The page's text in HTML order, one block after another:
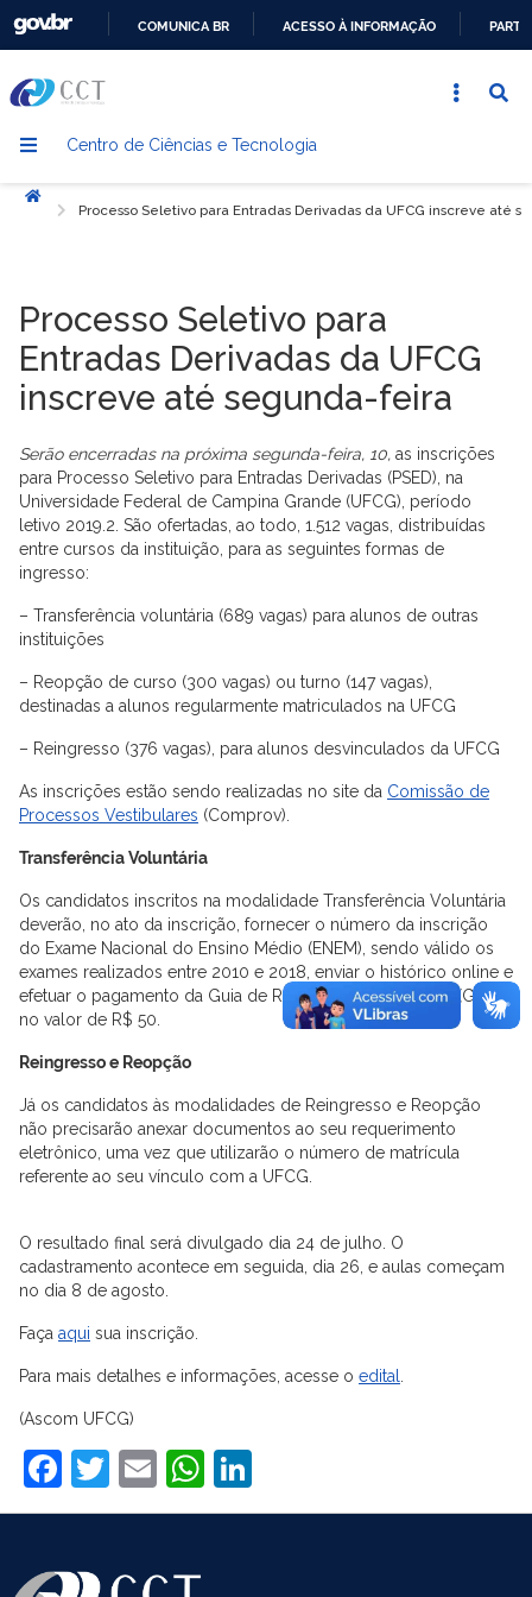
CONTEÚDO
COMUNICA BR ACESSO À INFORMAÇÃO
Centro de Ciências e Tecnologia
Início
Processo Seletivo para Entradas Derivadas da UFCG inscreve até
Processo Seletivo para
Entradas Derivadas da UFCG
inscreve até segunda-feira
Serão encerradas na próxima segunda-feira, 10, as inscrições
para Processo Seletivo para Entradas Derivadas (PSED), na
Universidade Federal de Campina Grande (UFCG), período
letivo 2019.2. São ofertadas, ao todo, 1.512 vagas, distribuídas
entre cursos da instituição, para as seguintes formas de
ingresso:
– Transferência voluntária (689 vagas) para alunos de outras
instituições
– Reopção de curso (300 vagas) ou turno (147 vagas),
destinadas a alunos regularmente matriculados na UFCG
– Reingresso (376 vagas), para alunos desvinculados da UFCG
As inscrições estão sendo realizadas no site da Comissão de
Processos Vestibulares (Comprov).
Transferência Voluntária
Os candidatos inscritos na modalidade Transferência Voluntária
deverão, no ato da inscrição, fornecer o número da inscrição
do Exame Nacional do Ensino Médio (ENEM), sendo válido os
exames realizados entre 2010 e 2018, enviar o histórico online e
efetuar o pagamento da Guia de Recolhimento da União (GRU),
no valor de R$ 50.
Reingresso e Reopção
Já os candidatos às modalidades de Reingresso e Reopção
não precisarão anexar documentos ao seu requerimento
eletrônico, uma vez que utilizarão o número de matrícula
referente ao seu vínculo com a UFCG.
O resultado final será divulgado dia 24 de julho. O
cadastramento acontece em seguida, dia 26, e aulas começam
no dia 8 de agosto.
Faça aqui sua inscrição.
Para mais detalhes e informações, acesse o edital
(Ascom UFCG)
Facebook
Twitter
EmailWhatsApp